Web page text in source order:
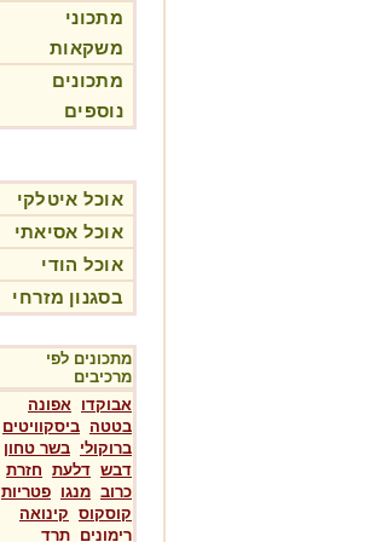
מתכוני
משקאות
מתכונים
נוספים
אוכל איטלקי
אוכל אסיאתי
אוכל הודי
בסגנון מזרחי
מתכונים לפי
מרכיבים
אבוקדו אפונה
בטטה ביסקוויטים
ברוקולי בשר טחון
דבש דלעת חזרת
כרוב מנגו פטריות
קוסקוס קינואה
רימונים תרד